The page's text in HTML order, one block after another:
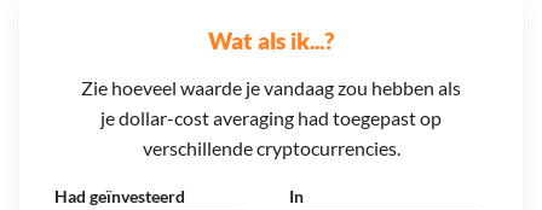
Wat als ik...?
Zie hoeveel waarde je vandaag zou hebben als
je dollar-cost averaging had toegepast op
verschillende cryptocurrencies.
Had geïnvesteerd In